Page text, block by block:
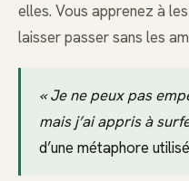
elles. Vous apprenez à
laisser passer sans les
« Je ne peux pas
mais j’ai appris à
d’une métaphore